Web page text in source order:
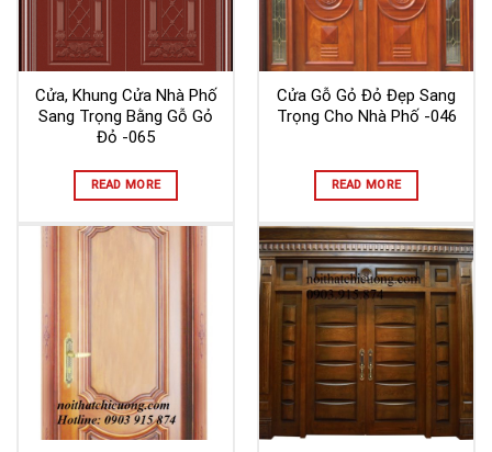
Cửa, Khung Cửa Nhà Phố
Sang Trọng Bằng Gỗ Gỏ
Đỏ -065
READ MORE
Cửa Gỗ Gỏ Đỏ Đẹp Sang
Trọng Cho Nhà Phố -046
READ MORE